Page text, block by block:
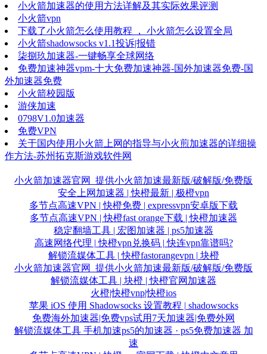
小火箭加速器的使用方法详解及其实际效果评测
小火箭vpn
下载了小火箭怎么使用教程 ， 小火箭怎么设置全局
小火箭shadowsocks v1.1投诉|报错
柒捌玖加速器-一键畅享全球网络
免费加速神器vpm-十大免费加速神器-国外加速器免费-国
外加速器免费
小火箭校园版
游侠加速
0798V1.0加速器
免费VPN
关于国内使用小火箭上网的指导与小火煎加速器的详细操
作方法-苏州拓克斯游戏软件网
小火箭加速器官网_提供小火箭加速最新版/破解版/免费版
安全上网加速器 | 快橙最新 | 极橙vpn
多节点高速VPN | 快橙免费 | expressvpn安卓版下载
多节点高速VPN | 快橙fast orange下载 | 快橙加速器
稳定翻墙工具 | 宏图加速器 | ps5加速器
高速网络代理 | 快橙vpn兑换码 | 快连vpn靠谱吗?
解锁流媒体工具 | 快橙fastorangevpn | 块橙
小火箭加速器官网_提供小火箭加速最新版/破解版/免费版
解锁流媒体工具 | 块橙 | 快橙官网加速器
火橙|快橙vnp|快橙ios
苹果 iOS 使用 Shadowsocks 设置教程 | shadowsocks
免费海外加速器|免费vps试用7天加速器|免费外网
解锁流媒体工具 手机加速ps5的加速器 · ps5免费加速器 加
速